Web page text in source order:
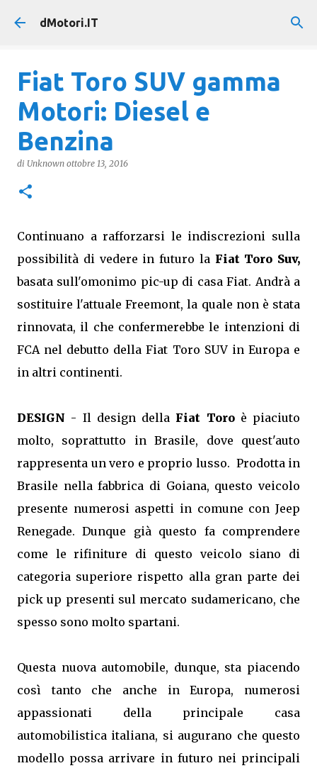
Passa ai contenuti principali
dMotori.IT
Fiat Toro SUV gamma
Motori: Diesel e
Benzina
di Unknown ottobre 13, 2016
Continuano a rafforzarsi le indiscrezioni sulla
possibilità di vedere in futuro la Fiat Toro Suv,
basata sull'omonimo pic-up di casa Fiat. Andrà a
sostituire l'attuale Freemont, la quale non è stata
rinnovata, il che confermerebbe le intenzioni di
FCA nel debutto della Fiat Toro SUV in Europa e
in altri continenti.
DESIGN - Il design della Fiat Toroè piaciuto
molto, soprattutto in Brasile, dove quest'auto
rappresenta un vero e proprio lusso. Prodotta in
Brasile nella fabbrica di Goiana, questo veicolo
presente numerosi aspetti in comune con Jeep
Renegade. Dunque già questo fa comprendere
come le rifiniture di questo veicolo siano di
categoria superiore rispetto alla gran parte dei
pick up presenti sul mercato sudamericano, che
spesso sono molto spartani.
Questa nuova automobile, dunque, sta piacendo
così tanto che anche in Europa, numerosi
appassionati della principale casa
automobilistica italiana, si augurano che questo
modello possa arrivare in futuro nei principali